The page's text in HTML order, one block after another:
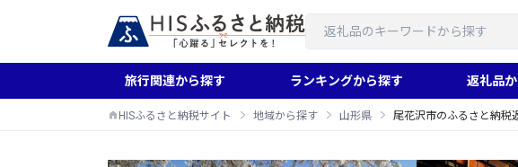
旅行関連から探す ランキングから探す 返礼品
HISふるさと納税サイト 地域から探す 山形県 尾花沢市のふるさと納税